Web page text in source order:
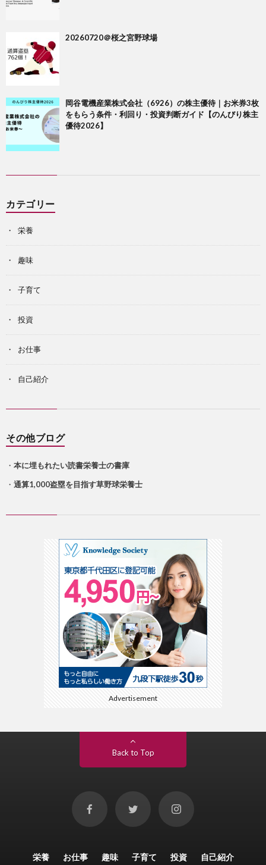
20260720＠桜之宮野球場
岡谷電機産業株式会社（6926）の株主優待｜お米券3枚
をもらう条件・利回り・投資判断ガイド【のんびり株主
優待2026】
カテゴリー
栄養
趣味
子育て
投資
お仕事
自己紹介
その他ブログ
・ 本に埋もれたい読書栄養士の書庫
・ 通算1,000盗塁を目指す草野球栄養士
Advertisement
Back to Top
栄養 お仕事 趣味 子育て 投資 自己紹介